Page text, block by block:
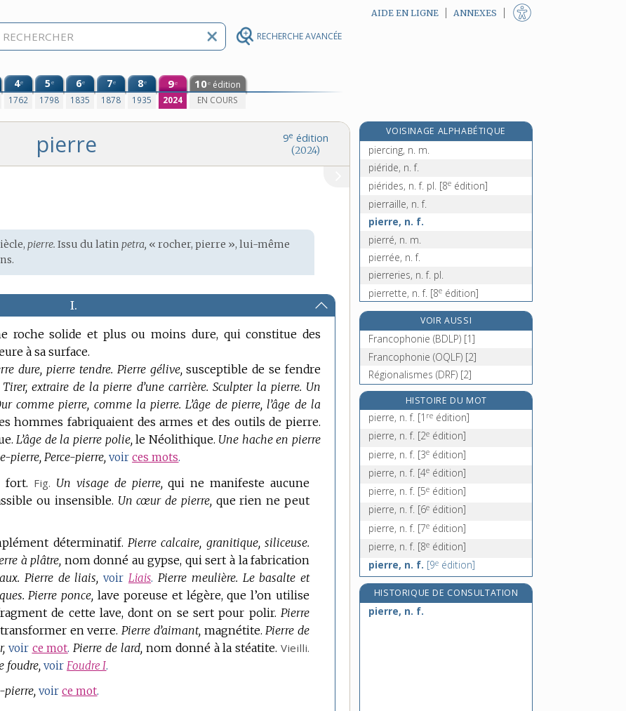
RECHERCHE AVANCÉE
AIDE EN LIGNE ANNEXES
4e
1762
5e
1798
6e
1835
7e
1878
8e
1935
9e
2024
10e édition
EN COURS
9e édition
(2024)
pierre
pierre. Issu dulatin petra, « rocher, pierre », lui-même
I.
roche solide et plus ou moins dure, qui constitue des
à sa surface.
dure, pierre tendre. Pierre gélive, susceptible de se fendre
Tirer, extraire de la pierre d’une carrière. Sculpter la pierre. Un
comme pierre, comme la pierre. L’âge de pierre, l’âge de la
hommes fabriquaient des armes et des outils de pierre.
L’âge de la pierre polie, le Néolithique. Une hache en pierre
pierre, Perce-pierre, voirces mots.
fort. Fig. Un visage de pierre, qui ne manifeste aucune
ou insensible. Un cœur de pierre, que rien ne peut
déterminatif. Pierre calcaire, granitique, siliceuse.
à plâtre, nom donné au gypse, qui sert à la fabrication
Pierre de liais, voirLiais. Pierre meulière. Le basalte et
Pierre ponce, lave poreuse et légère, que l’on utilise
de cette lave, dont on se sert pour polir. Pierre
en verre. Pierre d’aimant, magnétite. Pierre de
voir ce mot. Pierre de lard, nom donné à la stéatite. Vieilli.
foudre, voirFoudre I.
pierre, voirce mot.
VOISINAGE ALPHABÉTIQUE
piémontais, -aise, adj.
piercing, n. m.
piéride, n. f.
piérides, n. f. pl. [8e édition]
pierraille, n. f.
pierre, n. f.
pierré, n. m.
pierrée, n. f.
pierreries, n. f. pl.
pierrette, n. f. [8e édition]
pierreux, -euse, adj.
pierrier, n. m.
pierrot [I], n. m.
pierrot [II], n. m.
pierrures, n. f. pl.
VOIR AUSSI
Francophonie (BDLP) [1]
Francophonie (OQLF) [2]
Régionalismes (DRF) [2]
HISTOIRE DU MOT
pierre, n. f. [1 re édition]
pierre, n. f. [2e édition]
pierre, n. f. [3e édition]
pierre, n. f. [4e édition]
pierre, n. f. [5e édition]
pierre, n. f. [6e édition]
pierre, n. f. [7e édition]
pierre, n. f. [8e édition]
pierre, n. f. [9e édition]
HISTORIQUE DE CONSULTATION
pierre, n. f.